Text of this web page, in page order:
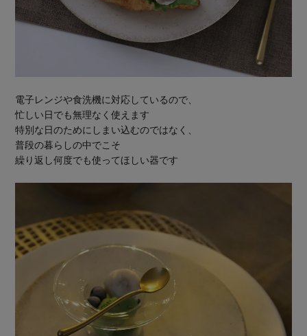
電子レンジや食洗機に対応しているので、
忙しい日でも無理なく使えます
特別な日のためにしまい込むのではなく、
普段の暮らしの中でこそ
繰り返し何度でも使ってほしい器です